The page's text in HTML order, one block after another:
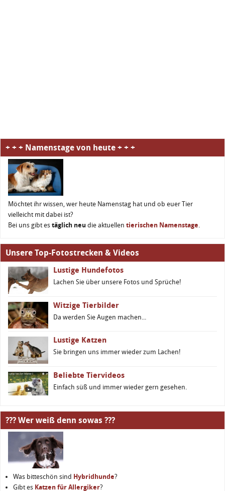
+ + + Namenstage von heute + + +
Möchtet ihr wissen, wer heute Namenstag hat und ob euer Tier
vielleicht mit dabei ist?
Bei uns gibt es täglich neu die aktuellen tierischen Namenstage.
Unsere Top-Fotostrecken & Videos
Lustige Hundefotos
Lachen Sie über unsere Fotos und Sprüche!
Witzige Tierbilder
Da werden Sie Augen machen...
Lustige Katzen
Sie bringen uns immer wieder zum Lachen!
Beliebte Tiervideos
Einfach süß und immer wieder gern gesehen.
??? Wer weiß denn sowas ???
Was bitteschön sind Hybridhunde?
Gibt es Katzen für Allergiker?